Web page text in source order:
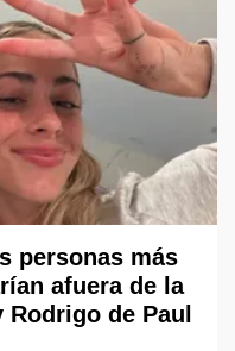
personas más
afuera de la
de Paul